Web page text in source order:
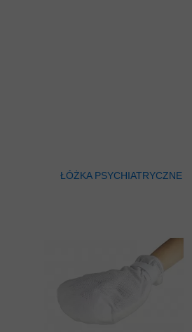
ŁÓŻKA PSYCHIATRYCZNE